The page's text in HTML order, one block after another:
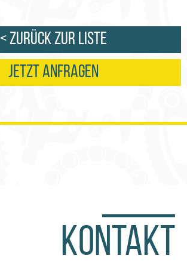
< Zurück zur Liste
Jetzt anfragen
KONTAKT